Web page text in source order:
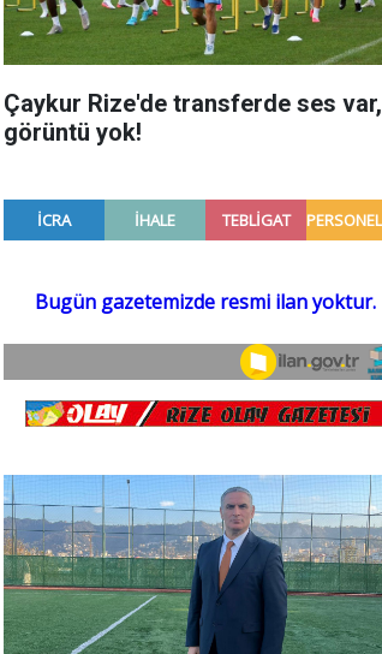
Çaykur Rize'de transferde ses var,
görüntü yok!